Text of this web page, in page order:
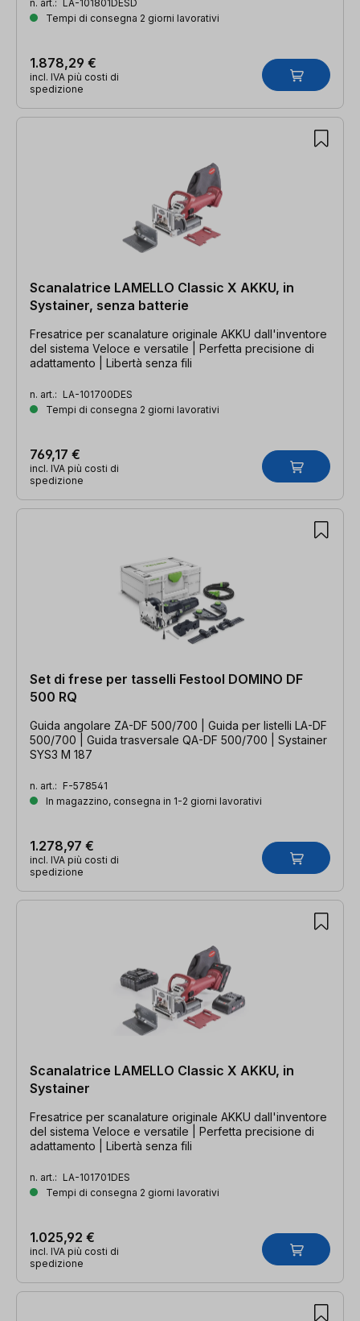
n. art.:
LA-101801DESD
Tempi di consegna 2 giorni lavorativi
1.878,29 €
incl. IVA più costi di
spedizione
Scanalatrice LAMELLO Classic X AKKU, in
Systainer, senza batterie
Fresatrice per scanalature originale AKKU dall'inventore
del sistema Veloce e versatile | Perfetta precisione di
adattamento | Libertà senza fili
n. art.: LA-101700DES
Tempi di consegna 2 giorni lavorativi
769,17 €
incl. IVA più costi di
spedizione
Set di frese per tasselli Festool DOMINO DF
500 RQ
Guida angolare ZA-DF 500/700 | Guida per listelli LA-DF
500/700 | Guida trasversale QA-DF 500/700 | Systainer
SYS3 M 187
n. art.: F-578541
In magazzino, consegna in 1-2 giorni lavorativi
1.278,97 €
incl. IVA più costi di
spedizione
Scanalatrice LAMELLO Classic X AKKU, in
Systainer
Fresatrice per scanalature originale AKKU dall'inventore
del sistema Veloce e versatile | Perfetta precisione di
adattamento | Libertà senza fili
n. art.: LA-101701DES
Tempi di consegna 2 giorni lavorativi
1.025,92 €
incl. IVA più costi di
spedizione